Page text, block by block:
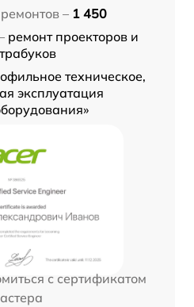
– 1 450
ремонт проекторов и
техническое,
эксплуатация
с сертификатом